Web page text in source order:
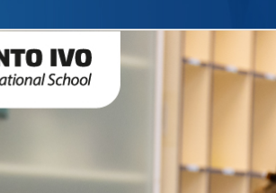
School
INFANTIL
todos os dias